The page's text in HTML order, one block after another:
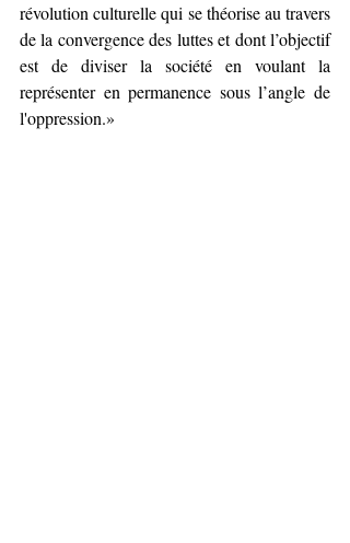
révolution culturelle qui se théorise au travers
de la convergence des luttes et dont l’objectif
est de diviser la société en voulant la
représenter en permanence sous l’angle de
l'oppression.»